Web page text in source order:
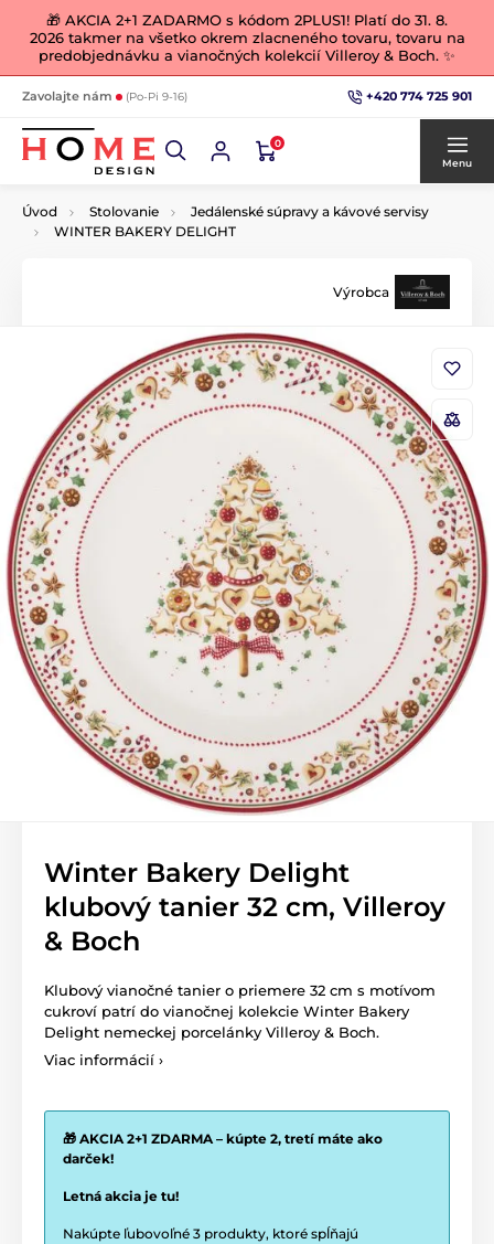
🎁 AKCIA 2+1 ZADARMO s kódom 2PLUS1! Platí do 31. 8.
2026 takmer na všetko okrem zlacneného tovaru, tovaru na
predobjednávku a vianočných kolekcií Villeroy & Boch. ✨
Zavolajte nám (Po-Pi 9-16) +420 774 725 901
0
Menu
Úvod Stolovanie
Jedálenské súpravy a kávové servisy
WINTER BAKERY DELIGHT
Výrobca
Winter Bakery Delight
klubový tanier 32 cm, Villeroy
& Boch
Klubový vianočné tanier o priemere 32 cm s motívom
cukroví patrí do vianočnej kolekcie Winter Bakery
Delight nemeckej porcelánky Villeroy & Boch.
Viac informácií ›
🎁 AKCIA 2+1 ZDARMA – kúpte 2, tretí máte ako
darček!
Letná akcia je tu!
Nakúpte ľubovoľné 3 produkty, ktoré spĺňajú